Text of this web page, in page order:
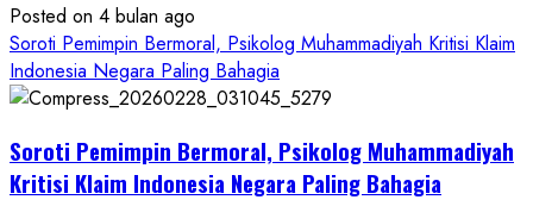
Posted on 4 bulan ago
Soroti Pemimpin Bermoral, Psikolog Muhammadiyah Kritisi Klaim
Indonesia Negara Paling Bahagia
Soroti Pemimpin Bermoral, Psikolog Muhammadiyah
Kritisi Klaim Indonesia Negara Paling Bahagia